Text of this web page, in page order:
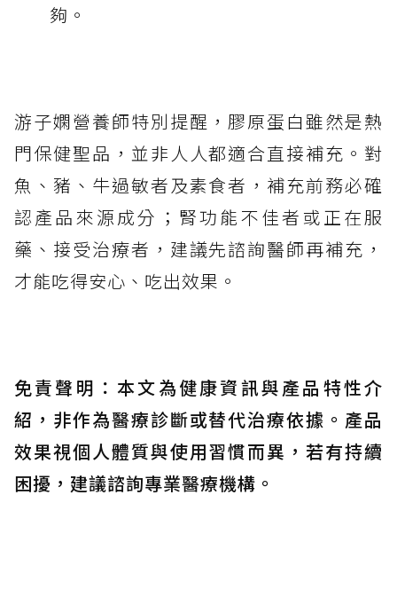
夠。
游子嫻營養師特別提醒，膠原蛋白雖然是熱
門保健聖品，並非人人都適合直接補充。對
魚、豬、牛過敏者及素食者，補充前務必確
認產品來源成分；腎功能不佳者或正在服
藥、接受治療者，建議先諮詢醫師再補充，
才能吃得安心、吃出效果。
免責聲明：本文為健康資訊與產品特性介
紹，非作為醫療診斷或替代治療依據。產品
效果視個人體質與使用習慣而異，若有持續
困擾，建議諮詢專業醫療機構。